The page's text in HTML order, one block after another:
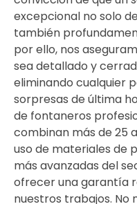
excepcional no solo
también
por ello, nos
sea detallado y
eliminando cualquier
sorpresas de última
de fontaneros
combinan más de 25
uso de materiales de
más avanzadas del
ofrecer una garantía
nuestros trabajos. No